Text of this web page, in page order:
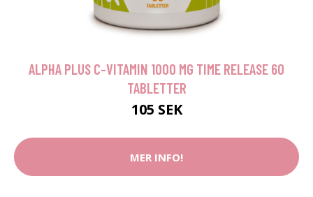
ALPHA PLUS C-VITAMIN 1000 MG TIME RELEASE 60
TABLETTER
105 SEK
MER INFO!